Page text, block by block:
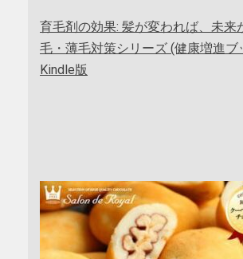
育毛剤の効果: 髪が変われば、未来
毛・薄毛対策シリーズ (健康増進ブ
Kindle版